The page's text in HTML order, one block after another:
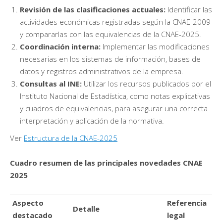
Revisión de las clasificaciones actuales: Identificar las
actividades económicas registradas según la CNAE-2009
y compararlas con las equivalencias de la CNAE-2025.
Coordinación interna: Implementar las modificaciones
necesarias en los sistemas de información, bases de
datos y registros administrativos de la empresa.
Consultas al INE: Utilizar los recursos publicados por el
Instituto Nacional de Estadística, como notas explicativas
y cuadros de equivalencias, para asegurar una correcta
interpretación y aplicación de la normativa.
Ver Estructura de la CNAE-2025
Cuadro resumen de las principales novedades CNAE
2025
Aspecto
destacado
Detalle
Referencia
legal